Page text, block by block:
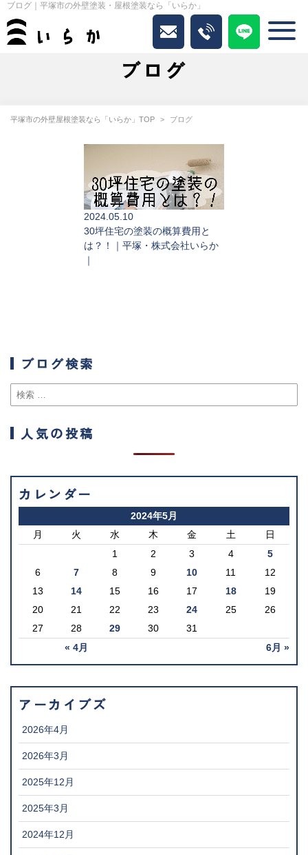
ブログ｜平塚市の外壁塗装・屋根塗装なら「いらか」
ブログ
平塚市の外壁屋根塗装なら「いらか」TOP ブログ
2024.05.10
30坪住宅の塗装の概算費用と
は？！｜平塚・株式会社いらか
ブログ検索
人気の投稿
カレンダー
2024年5月
月
火 水 木 金 土 日
« 4月 6月 »
1 2 3 4
5
6
7 8 9 10 11
12
13
14 15 16 17 18
19
20
21 22 23 24 25
26
27
28 29 30 31
アーカイブズ
2026年4月
2026年3月
2025年12月
2025年3月
2024年12月